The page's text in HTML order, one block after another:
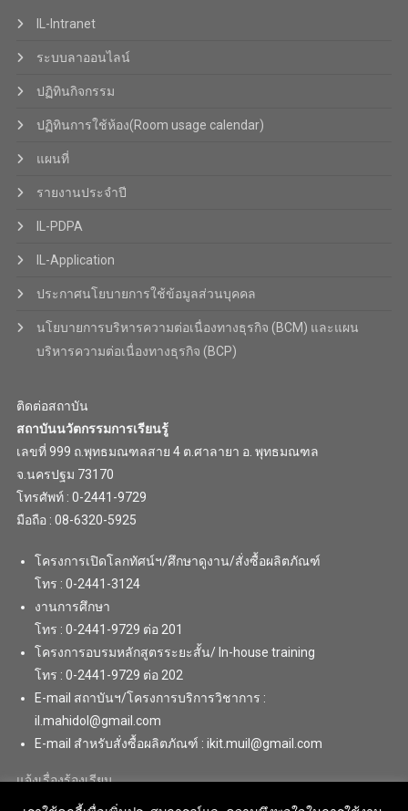
IL-Intranet
ระบบลาออนไลน์
ปฏิทินกิจกรรม
ปฏิทินการใช้ห้อง(Room usage calendar)
แผนที่
รายงานประจำปี
IL-PDPA
IL-Application
ประกาศนโยบายการใช้ข้อมูลส่วนบุคคล
นโยบายการบริหารความต่อเนื่องทางธุรกิจ (BCM) และแผน
บริหารความต่อเนื่องทางธุรกิจ (BCP)
ติดต่อสถาบัน
สถาบันนวัตกรรมการเรียนรู้
เลขที่ 999 ถ.พุทธมณฑลสาย 4 ต.ศาลายา อ. พุทธมณฑล
จ.นครปฐม 73170
โทรศัพท์ : 0-2441-9729
มือถือ : 08-6320-5925
โครงการเปิดโลกทัศน์ฯ/ศึกษาดูงาน/สั่งซื้อผลิตภัณฑ์
โทร : 0-2441-3124
งานการศึกษา
โทร : 0-2441-9729 ต่อ 201
โครงการอบรมหลักสูตรระยะสั้น/ In-house training
โทร : 0-2441-9729 ต่อ 202
E-mail สถาบันฯ/โครงการบริการวิชาการ :
il.mahidol@gmail.com
E-mail สำหรับสั่งซื้อผลิตภัณฑ์ : ikit.muil@gmail.com
แจ้งเรื่องร้องเรียน